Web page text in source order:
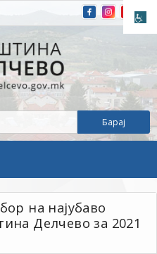
на најубаво
Делчево за 2021